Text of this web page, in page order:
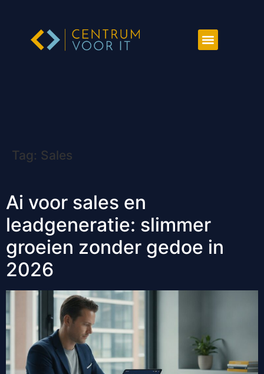
Tag: Sales
Ai voor sales en
leadgeneratie: slimmer
groeien zonder gedoe in
2026